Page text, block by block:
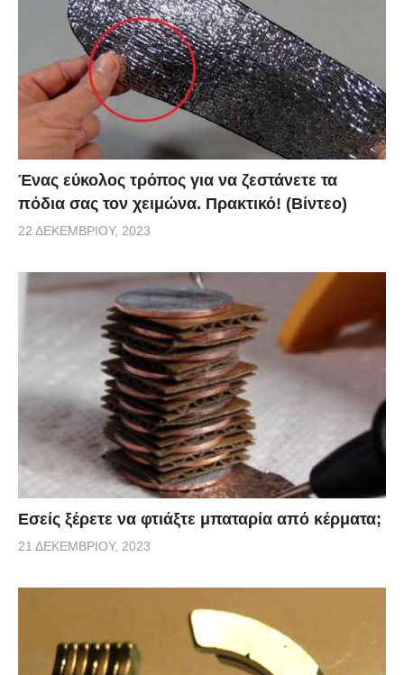
Ένας εύκολος τρόπος για να ζεστάνετε τα
πόδια σας τον χειμώνα. Πρακτικό! (Βίντεο)
22 ΔΕΚΕΜΒΡΊΟΥ, 2023
Εσείς ξέρετε να φτιάξτε μπαταρία από κέρματα;
21 ΔΕΚΕΜΒΡΊΟΥ, 2023